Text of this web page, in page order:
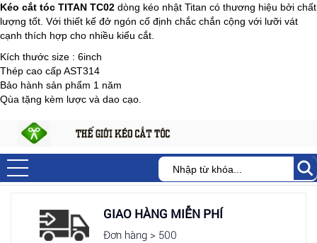
Kéo cắt tóc TITAN TC02 dòng kéo nhật Titan có thương hiệu bởi chất
lượng tốt. Với thiết kế đở ngón cố định chắc chắn cộng với lưỡi vát
cạnh thích hợp cho nhiều kiểu cắt.
Kích thước size : 6inch
Thép cao cấp AST314
Bảo hành sản phẩm 1 năm
Qùa tặng kèm lược và dao cạo.
GIAO HÀNG MIỄN PHÍ
Đơn hàng > 500